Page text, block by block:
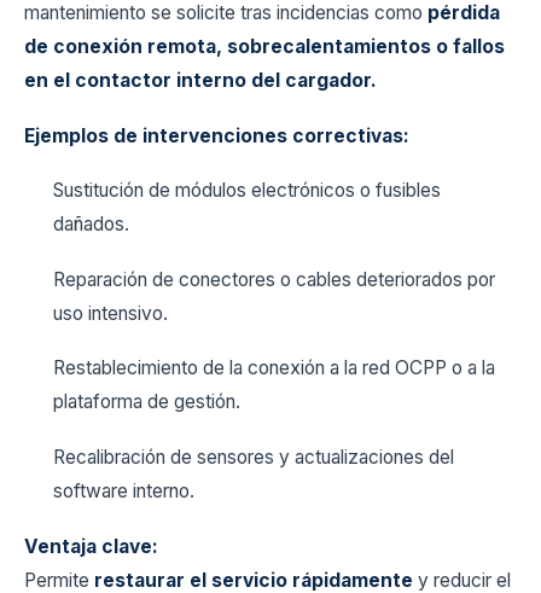
mantenimiento se solicite tras incidencias como pérdida
de conexión remota, sobrecalentamientos o fallos
en el contactor interno del cargador.
Ejemplos de intervenciones correctivas:
Sustitución de módulos electrónicos o fusibles
dañados.
Reparación de conectores o cables deteriorados por
uso intensivo.
Restablecimiento de la conexión a la red OCPP o a la
plataforma de gestión.
Recalibración de sensores y actualizaciones del
software interno.
Ventaja clave:
Permite restaurar el servicio rápidamente y reducir el